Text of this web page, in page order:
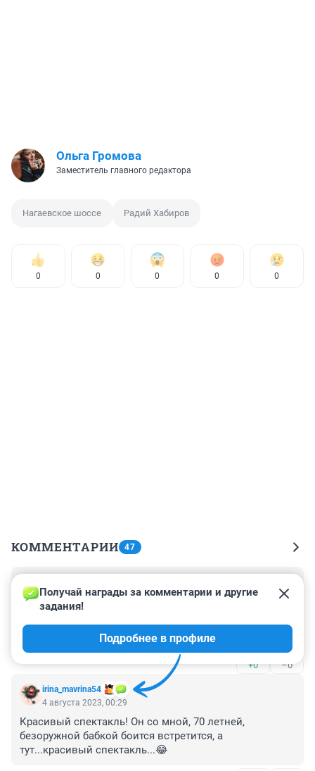
Ольга Громова
Заместитель главного редактора
Нагаевское шоссе Радий Хабиров
0 0 0 0 0
КОММЕНТАРИИ 47
4 августа 2023, 10:07
Очень много не стыковок , от куда граната у него
даже шесть уже пишут , везли на
медосвидетельствование с конвоем , с бежал с засти
с Ростова, Хабирова снимают в кабинете типа
переговоры , потом спокойно подходит с ним
общается , режиссеру два, Хабирову героя России ,
молодец..
+0 –0
irina_mavrina54
Получай награды за комментарии и другие
задания!
Подробнее в профиле
4 августа 2023, 00:29
Красивый спектакль! Он со мной, 70 летней,
безоружной бабкой боится встретится, а
тут...красивый спектакль...😂